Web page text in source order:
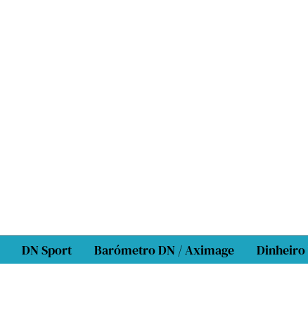
DN Sport Barómetro DN / Aximage Dinheiro